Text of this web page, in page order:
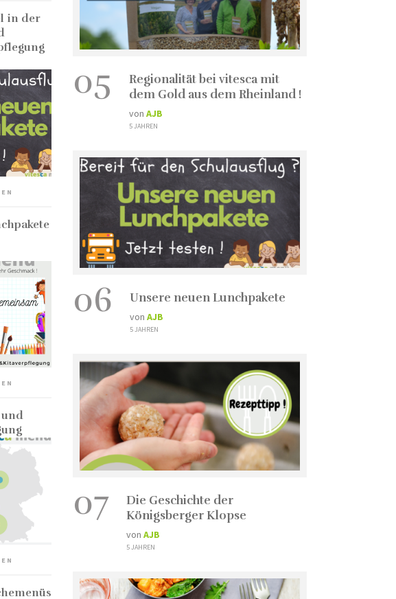
in der
05
Regionalität bei vitesca mit
dem Gold aus dem Rheinland !
von AJB
5 JAHREN
06 Unsere neuen Lunchpakete
von AJB
5 JAHREN
07
Die Geschichte der
Königsberger Klopse
von AJB
5 JAHREN